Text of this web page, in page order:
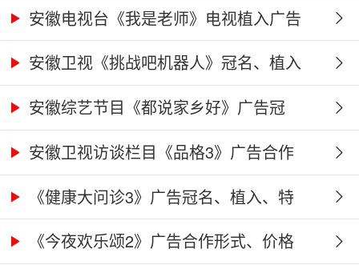
冠...安徽电视台《我是老师》电视植入广告
价...安徽卫视《挑战吧机器人》冠名、植入
广...安徽综艺节目《都说家乡好》广告冠
名、...
安徽卫视访谈栏目《品格3》广告合作
权...《健康大问诊3》广告冠名、植入、特
别...《今夜欢乐颂2》广告合作形式、价格